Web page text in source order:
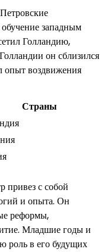
западным
Голландию,
он сблизился
опыт воздвижения
Страны
привез с собой
и опыта. Он
реформы,
Младшие годы и
роль в его будущих